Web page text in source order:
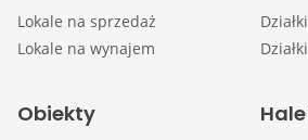
Lokale na sprzedaż
Lokale na wynajem
Obiekty